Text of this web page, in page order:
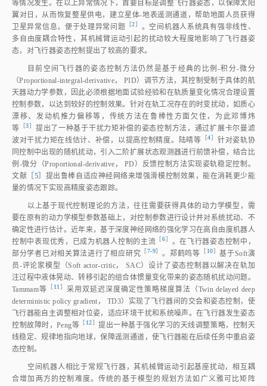
等情况发生。在以上异常情况下，首要目标是调整飞行器姿态，以保障太阳
翼对日，从而恢复整星供电，建立星体‑地表遥测通道，帮助地面人员获得
卫星异常信息，便于处理异常问 题 ［2］ 。空间机器人系统具有强非线性、
多自由度耦合特性，其机械臂运动引起的扰动较大程度地影响了飞行器姿
态，对飞行器姿态控制提出了较高的要求。
目前空间飞行器的姿态控制方法仍然是基于经典的比例‑积分‑微分
（Proportional‑integral‑derivative， PID）调节方法，其控制受制于具体的航
天器动力学参数，因此必须根据地面试验经验和在轨质量变化情况合理设置
控制参数，以达到较好的控制效果。针对在轨工况存在的时变扰动，如质心
漂移、发动机推力偏移等，传统方法在鲁棒性方面欠佳，为此邓博炜
等 ［3］ 提出了一种基于干扰力矩补偿的姿态控制方法，通过扩展卡尔曼滤
波对干扰力矩在线估计、补偿，以提高控制精度。陆晴等 ［4］ 针对姿轨协
同控制中出现的随机扰动，引入二阶扩展状态观测器进行前馈补偿，结合比
例‑微分（Proportional‑derivative， PD）反馈控制方法实现姿轨稳定控制。
文献［ 5］提出鲁棒自适应神经网络来增强滑模控制效果，能在消耗更少能
量的情况下实现高精度姿态跟踪。
以上基于现代控制理论的方法，往往需要获得具体的动力学模型，需
要在原有的动力学模型参数基础上，对控制参数进行设计并对系统扰动、不
确定性进行估计。近年来，基于深度神经网络的强化学习在高自由度机器人
控制中表现优秀，已成为机器人控制的主流 ［6］ 。在飞行器姿态控制中，
部分学者已对相关算法进行了相应研究 ［7‑9］ 。郑鹤鸣等 ［ 10］ 基于Soft演
员‑评论家模型（Soft actor‑critic， SAC）设计了姿态控制器以解决在轨加
注过程中液体晃动、转移引起的组合体惯量变化带来的姿态随机扰动问题。
Tammam等 ［ 11］ 采用双延迟深度确定性策略梯度算法（Twin delayed deep
deterministic policy gradient， TD3）实现了飞行器间的交会和姿态控制，使
飞行器能自主调整相对位姿，适应环境干扰和系统噪声。在飞行器发生姿态
控制故障时，Peng等 ［ 12］提出一种基于强化学习的天线调整策略，控制天
线稳定、规律地指向地球，保障遥测通道，使飞行器能在后续任务中重启姿
态控制。
空间机器人相比于常规飞行器，其机械臂运动引起基座扰动，相互耦
合增加两方的控制难度。传统的基于模型的规划方法如广义雅可比矩阵